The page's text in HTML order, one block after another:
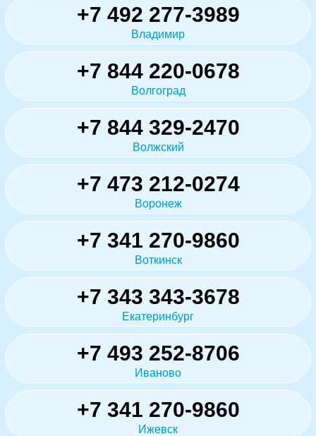
+7 492 277-3989
Владимир
+7 844 220-0678
Волгоград
+7 844 329-2470
Волжский
+7 473 212-0274
Воронеж
+7 341 270-9860
Воткинск
+7 343 343-3678
Екатеринбург
+7 493 252-8706
Иваново
+7 341 270-9860
Ижевск